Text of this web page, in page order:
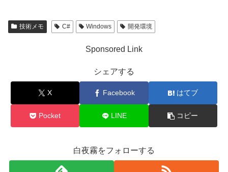
技術メモ C# Windows 開発環境
Sponsored Link
シェアする
X Facebook はてブ
Pocket LINE コピー
白夜霧をフォローする